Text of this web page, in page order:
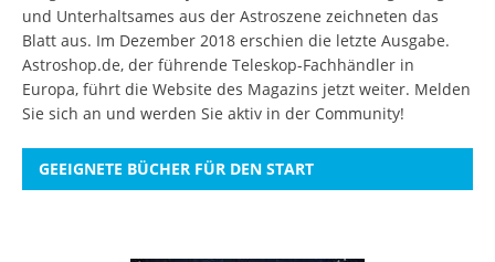
und Unterhaltsames aus der Astroszene zeichneten das
Blatt aus. Im Dezember 2018 erschien die letzte Ausgabe.
Astroshop.de, der führende Teleskop-Fachhändler in
Europa, führt die Website des Magazins jetzt weiter. Melden
Sie sich an und werden Sie aktiv in der Community!
GEEIGNETE BÜCHER FÜR DEN START